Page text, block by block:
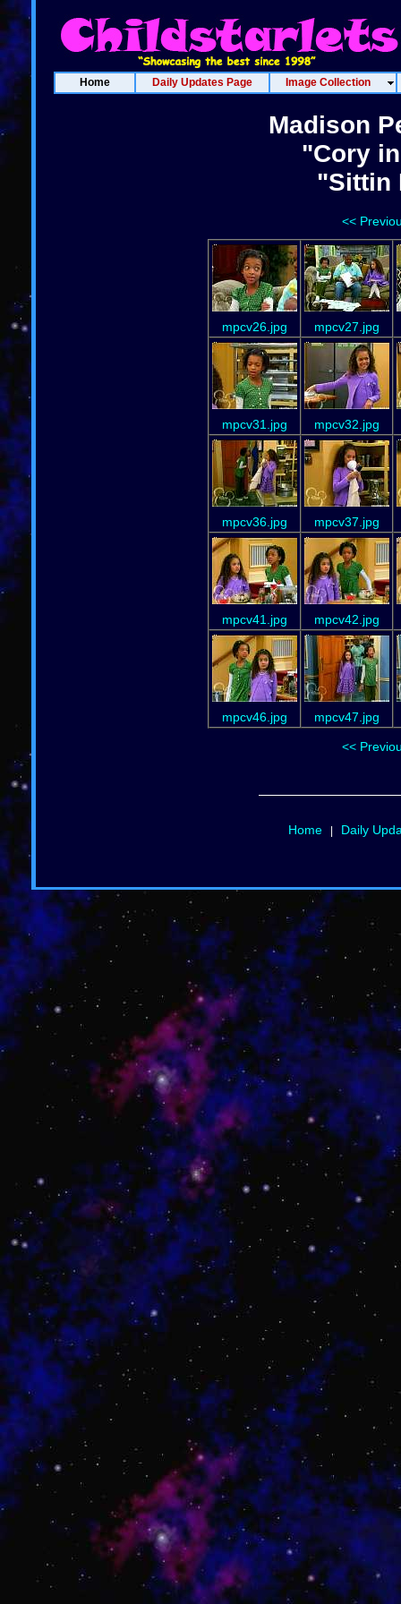
Home Daily Updates Page Image Collection
Madison
"Cory
"Sittin
<<
mpcv26.jpg mpcv27.jpg
mpcv31.jpg mpcv32.jpg
mpcv36.jpg mpcv37.jpg
mpcv41.jpg mpcv42.jpg
mpcv46.jpg mpcv47.jpg
<<
Home| Daily